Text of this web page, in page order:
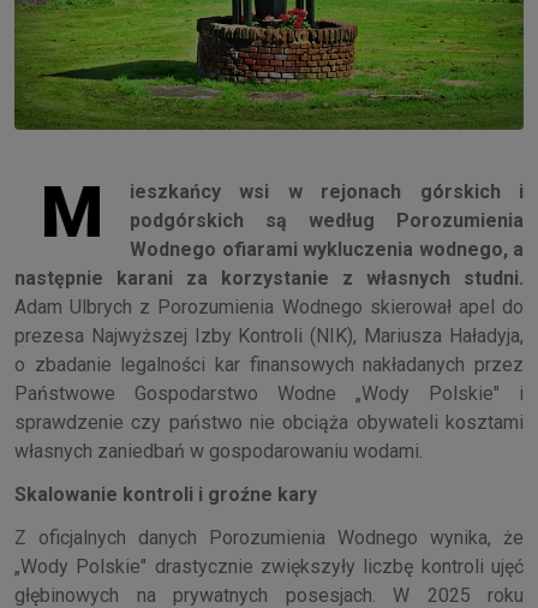
M
ieszkańcy wsi w rejonach górskich i
podgórskich są według Porozumienia
Wodnego ofiarami wykluczenia wodnego, a
następnie karani za korzystanie z własnych studni.
Adam Ulbrych z Porozumienia Wodnego skierował apel do
prezesa Najwyższej Izby Kontroli (NIK), Mariusza Haładyja,
o zbadanie legalności kar finansowych nakładanych przez
Państwowe Gospodarstwo Wodne „Wody Polskie" i
sprawdzenie czy państwo nie obciąża obywateli kosztami
własnych zaniedbań w gospodarowaniu wodami.
Skalowanie kontroli i groźne kary
Z oficjalnych danych Porozumienia Wodnego wynika, że
„Wody Polskie" drastycznie zwiększyły liczbę kontroli ujęć
głębinowych na prywatnych posesjach. W 2025 roku